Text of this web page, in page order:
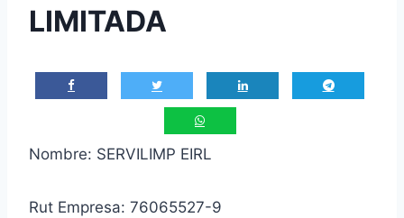
LIMITADA
Nombre: SERVILIMP EIRL
Rut Empresa: 76065527-9